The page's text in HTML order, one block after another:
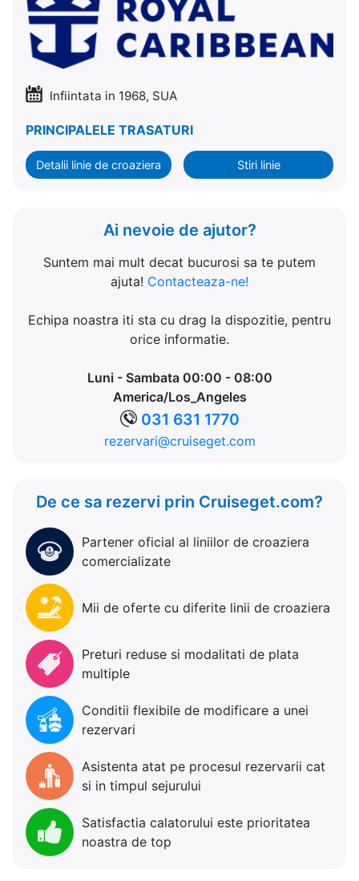
Infiintata in 1968, SUA
PRINCIPALELE TRASATURI
Detalii linie de croaziera Stiri linie
Ai nevoie de ajutor?
Suntem mai mult decat bucurosi sa te putem
ajuta! Contacteaza-ne!
Echipa noastra iti sta cu drag la dispozitie, pentru
orice informatie.
Luni - Sambata 00:00 - 08:00
America/Los_Angeles
031 631 1770
rezervari@cruiseget.com
De ce sa rezervi prin Cruiseget.com?
Partener oficial al liniilor de croaziera
comercializate
Mii de oferte cu diferite linii de croaziera
Preturi reduse si modalitati de plata
multiple
Conditii flexibile de modificare a unei
rezervari
Asistenta atat pe procesul rezervarii cat
si in timpul sejurului
Satisfactia calatorului este prioritatea
noastra de top